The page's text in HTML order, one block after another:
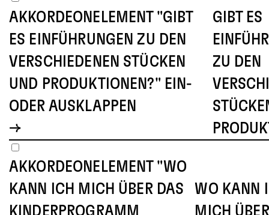
GIBT ES
ZU DEN
AKKORDEONELEMENT "GIBT
ES EINFÜHRUNGEN ZU DEN
VERSCHIEDENEN STÜCKEN
UND PRODUKTIONEN?" EIN-
ODER AUSKLAPPEN
WO KANN
MICH
AKKORDEONELEMENT "WO
KANN ICH MICH ÜBER DAS
KINDERPROGRAMM